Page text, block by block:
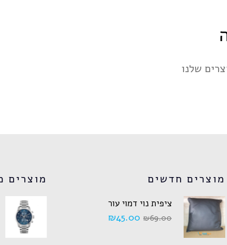
שלנו
מוצרים מוצרים חדשים
ציפית נוי דמוי עור
₪69.00
₪45.00